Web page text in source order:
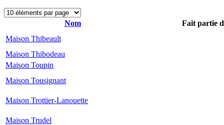
Nom
Fait partie
Maison Thibeault
Maison Thibodeau
Maison Toupin
Maison Tousignant
Maison Trottier-Lanouette
Maison Trudel